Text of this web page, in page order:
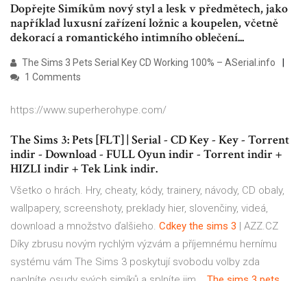
Dopřejte Simíkům nový styl a lesk v předmětech, jako
například luxusní zařízení ložnic a koupelen, včetně
dekorací a romantického intimního oblečení...
The Sims 3 Pets Serial Key CD Working 100% – ASerial.info
1 Comments
https://www.superherohype.com/
The Sims 3: Pets [FLT] | Serial - CD Key - Key - Torrent
indir - Download - FULL Oyun indir - Torrent indir +
HIZLI indir + Tek Link indir.
Všetko o hrách. Hry, cheaty, kódy, trainery, návody, CD obaly,
wallpapery, screenshoty, preklady hier, slovenčiny, videá,
download a množstvo ďalšieho. Cdkey the sims 3 | AZZ.CZ
Díky zbrusu novým rychlým výzvám a příjemnému hernímu
systému vám The Sims 3 poskytují svobodu volby zda